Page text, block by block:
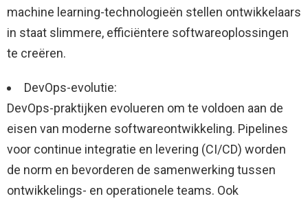
machine learning-technologieën stellen ontwikkelaars
in staat slimmere, efficiëntere softwareoplossingen
te creëren.
DevOps-evolutie:
DevOps-praktijken evolueren om te voldoen aan de
eisen van moderne softwareontwikkeling. Pipelines
voor continue integratie en levering (CI/CD) worden
de norm en bevorderen de samenwerking tussen
ontwikkelings- en operationele teams. Ook